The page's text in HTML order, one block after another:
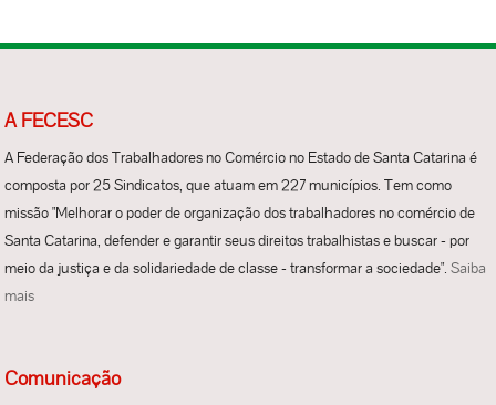
A FECESC
A Federação dos Trabalhadores no Comércio no Estado de Santa Catarina é
composta por 25 Sindicatos, que atuam em 227 municípios. Tem como
missão "Melhorar o poder de organização dos trabalhadores no comércio de
Santa Catarina, defender e garantir seus direitos trabalhistas e buscar - por
meio da justiça e da solidariedade de classe - transformar a sociedade".Saiba
mais
Comunicação